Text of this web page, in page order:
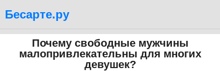
Бесарте.ру
Почему свободные мужчины
малопривлекательны для многих
девушек?